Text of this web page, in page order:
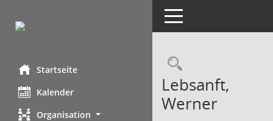
Startseite
Kalender
Organisation
Toggle navigation
Lebsanft,
Werner